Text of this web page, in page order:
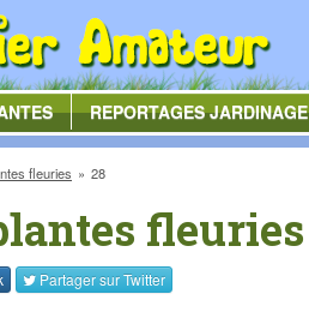
REPORTAGESJARDINAGE
fleuries 28
fleuries
Partager surTwitter